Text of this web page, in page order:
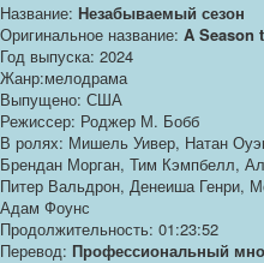
Название: Незабываемый сезон
Оригинальное название: A Season
Год выпуска: 2024
Жанр:мелодрама
Выпущено: США
Режиссер: Роджер М. Бобб
В ролях: Мишель Уивер, Натан
Брендан Морган, Тим Кэмпбелл,
Питер Вальдрон, Денеиша Генри,
Адам Фоунс
Продолжительность: 01:23:52
Перевод: Профессиональный